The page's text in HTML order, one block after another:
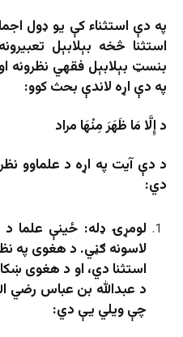
په دې استثناء کې یو ډول
استثنا څخه بېلابېل
بنسټ بېلابېل فقهي نظرونه
په دې اړه لاندې بحث کوو:
د إِلَّا مَا ظَهَرَ مِنْهَا مراد
د دې آیت په اړه د علماوو
دي:
لومړۍ ډله: ځینې علما د
لاسونه ګڼي. د هغوی په
استثنا دي، او د هغوی
د عبدالله بن عباس رضي
چې ویلي یې دي: